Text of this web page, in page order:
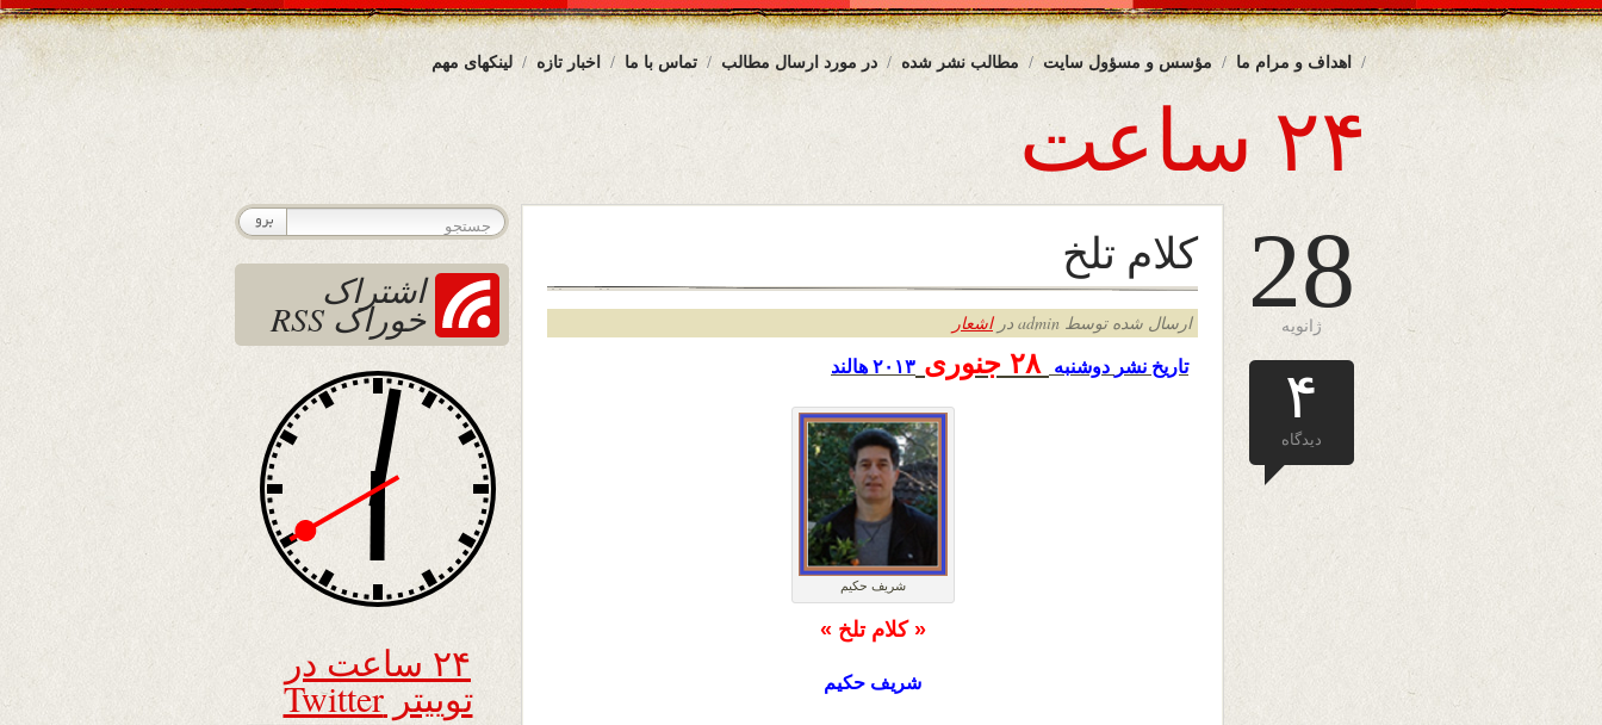
لینکهای مهم اخبار تازه تماس با ما در مورد ارسال مطالب مطالب نشر شده مؤسس و مسؤول سایت اهداف و مرام ما
۲۴ ساعت
28
ژانویه
۴
دیدگاه
کلام تلخ
ارسال شده توسط admin در اشعار
تاریخ نشر دوشنبه جنوری ۲۰۱۳ هالند
شریف حکیم
« کلام تلخ »
شریف حکیم
اشتراک
خوراک RSS
۲۴ ساعت در
توییتر Twitter